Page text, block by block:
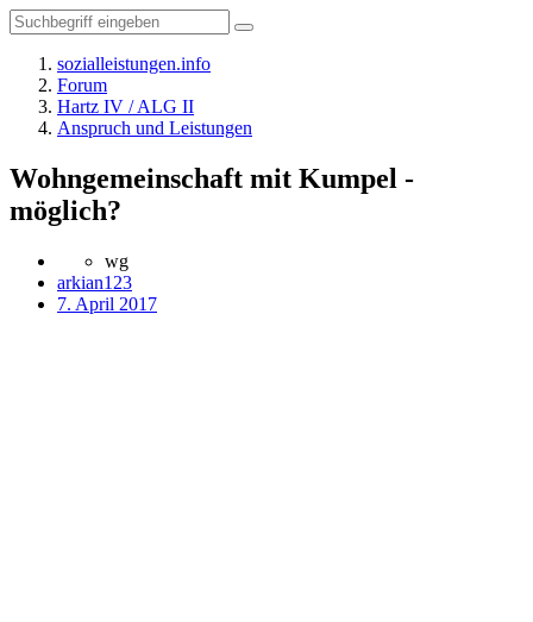
sozialleistungen.info
Forum
Hartz IV / ALG II
Anspruch und Leistungen
Wohngemeinschaft mit Kumpel -
möglich?
wg
arkian123
7. April 2017